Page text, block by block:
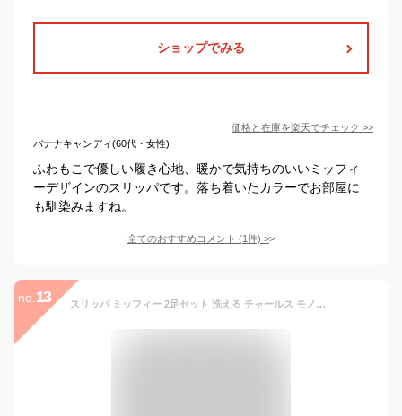
ショップでみる
価格と在庫を楽天でチェック >>
バナナキャンディ(60代・女性)
ふわもこで優しい履き心地、暖かで気持ちのいいミッフィ
ーデザインのスリッパです。落ち着いたカラーでお部屋に
も馴染みますね。
全てのおすすめコメント (1件) >
no. 13 スリッパ ミッフィー 2足セット 洗える チャールス モノトーン ボアインソール 秋 冬 暖かい かわいい 室内 ルームシューズ 送料無料